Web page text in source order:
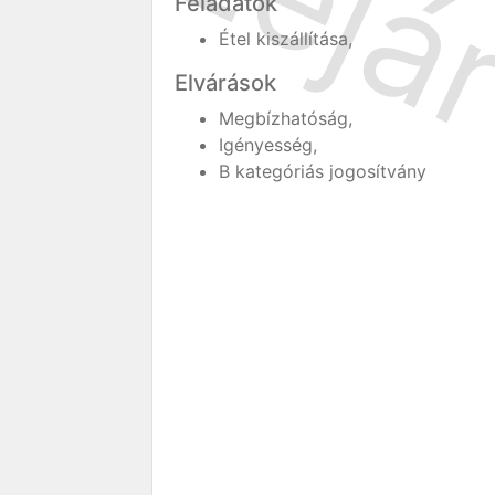
Étel kiszállítása,
Elvárások
Megbízhatóság,
Igényesség,
B kategóriás jogosítvány